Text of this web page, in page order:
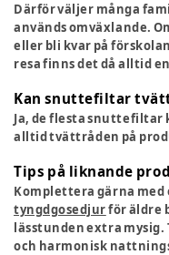
Därför väljer många
används omväxlande.
eller bli kvar på
resa finns det då alltid
Kan snuttefiltar
Ja, de flesta
alltid tvättråden på
Tips på liknande
Komplettera gärna
tyngdgosedjurför äldre
lässtunden extra mysig.
och harmonisk